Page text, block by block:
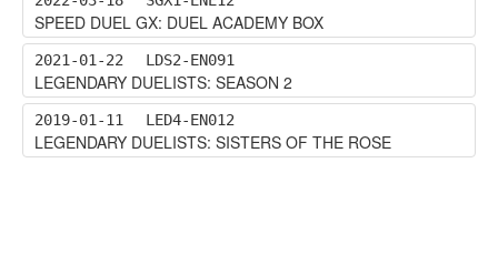
SPEED DUEL GX: DUEL ACADEMY BOX
2021-01-22 LDS2-EN091
LEGENDARY DUELISTS: SEASON 2
2019-01-11 LED4-EN012
LEGENDARY DUELISTS: SISTERS OF THE ROSE